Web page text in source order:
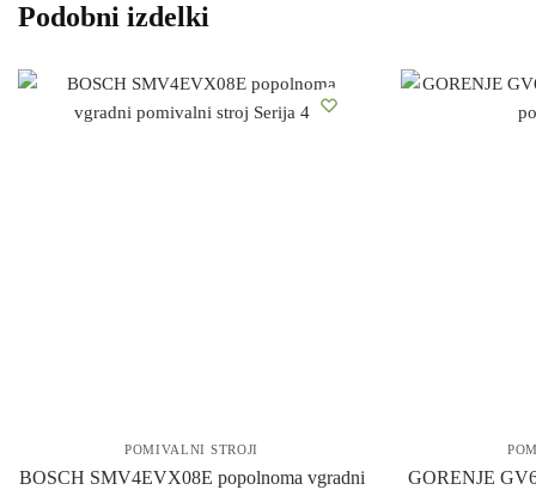
Podobni izdelki
POMIVALNI STROJI
BOSCH SMV4EVX08E popolnoma vgradni
GORENJE